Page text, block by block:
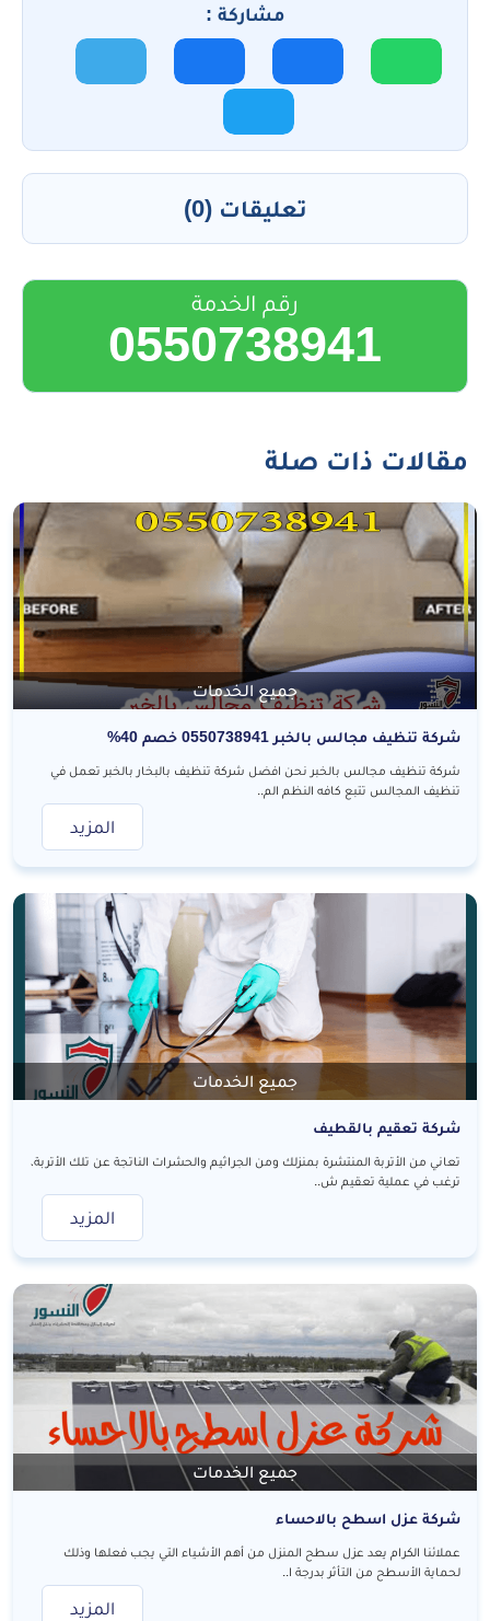
مشاركة :
تعليقات (0)
رقم الخدمة
0550738941
مقالات ذات صلة
جميع الخدمات
شركة تنظيف مجالس بالخبر 0550738941 خصم 40%
شركة تنظيف مجالس بالخبر نحن افضل شركة تنظيف بالبخار بالخبر تعمل في
تنظيف المجالس تتبع كافه النظم الم..
المزيد
جميع الخدمات
شركة تعقيم بالقطيف
تعاني من الأتربة المنتشرة بمنزلك ومن الجراثيم والحشرات الناتجة عن تلك الأتربة،
ترغب في عملية تعقيم ش..
المزيد
جميع الخدمات
شركة عزل اسطح بالاحساء
عملائنا الكرام يعد عزل سطح المنزل من أهم الأشياء التي يجب فعلها وذلك
لحماية الأسطح من التأثر بدرجة ا..
المزيد